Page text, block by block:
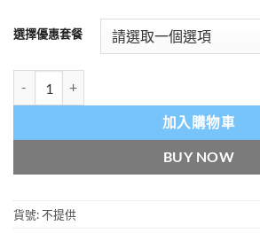
選擇優惠套餐
加入購物車
BUY NOW
貨號:不提供